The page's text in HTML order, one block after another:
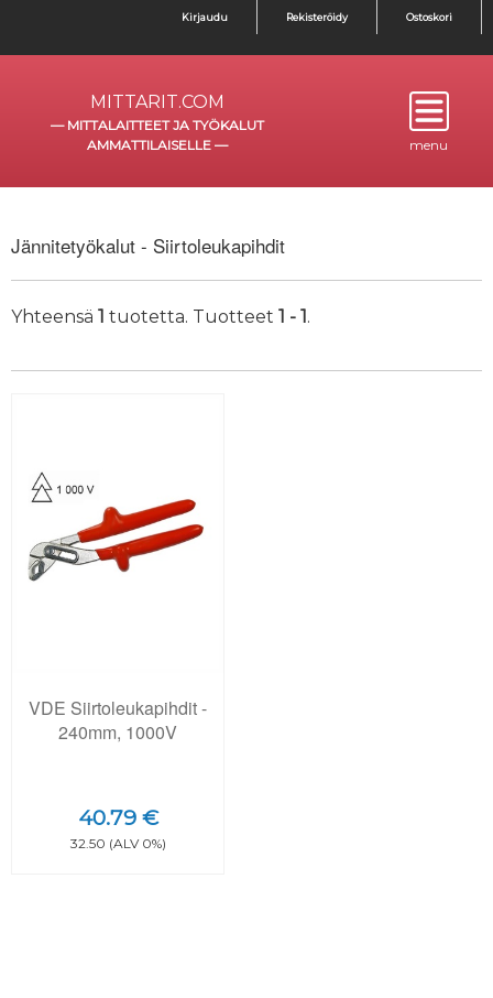
Kirjaudu Rekisteröidy Ostoskori
MITTARIT.COM
— MITTALAITTEET JA TYÖKALUT
AMMATTILAISELLE — menu
Jännitetyökalut - Siirtoleukapihdit
Yhteensä 1 tuotetta. Tuotteet 1 - 1.
VDE Siirtoleukapihdit -
240mm, 1000V
40.79 €
32.50 (ALV 0%)